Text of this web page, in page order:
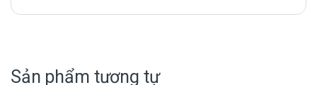
Sản phẩm tương tự